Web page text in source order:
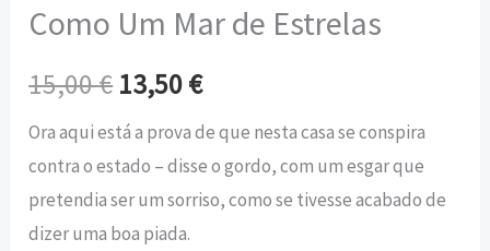
Como Um Mar de Estrelas
15,00€ 13,50€
Ora aqui está a prova de que nesta casa se conspira
contra o estado – disse o gordo, com um esgar que
pretendia ser um sorriso, como se tivesse acabado de
dizer uma boa piada.